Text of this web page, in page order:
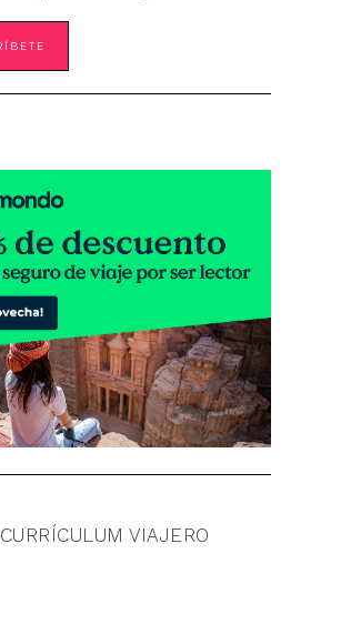
CURRÍCULUM VIAJERO